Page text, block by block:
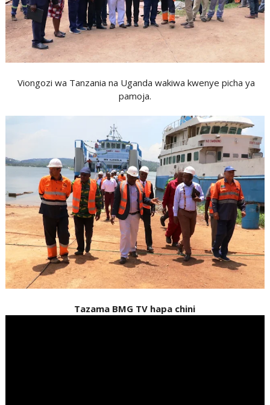
Viongozi wa Tanzania na Uganda wakiwa kwenye picha ya
pamoja.
Tazama BMG TV hapa chini